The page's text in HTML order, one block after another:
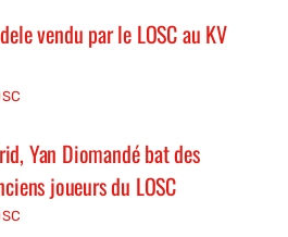
vendu par le LOSC au KV
Yan Diomandé bat des
joueurs du LOSC